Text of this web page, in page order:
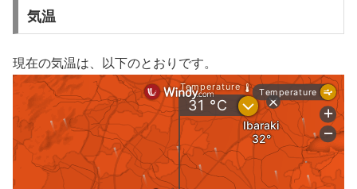
気温
現在の気温は、以下のとおりです。